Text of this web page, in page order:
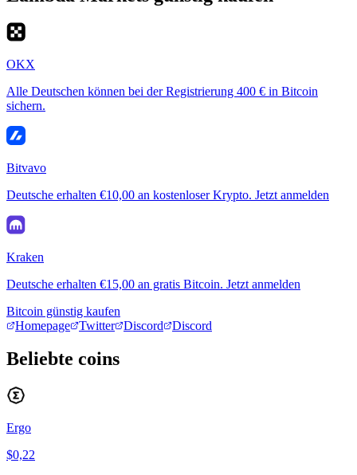
OKX
Alle Deutschen können bei der Registrierung 400 € in Bitcoin
sichern.
Bitvavo
Deutsche erhalten €10,00 an kostenloser Krypto. Jetzt anmelden
Kraken
Deutsche erhalten €15,00 an gratis Bitcoin. Jetzt anmelden
Bitcoin günstig kaufen
Homepage
Twitter Discord Discord
Beliebte coins
Ergo
$0,22